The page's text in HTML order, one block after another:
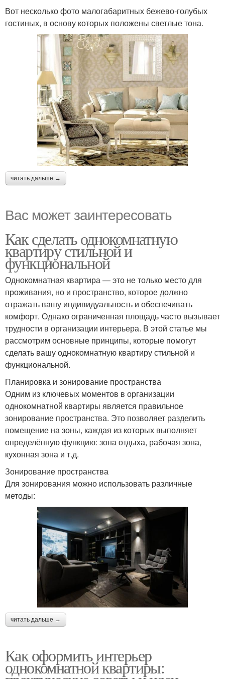
Вот несколько фото малогабаритных бежево-голубых
гостиных, в основу которых положены светлые тона.
читать дальше →
Вас может заинтересовать
Как сделать однокомнатную
квартиру стильной и
функциональной
Однокомнатная квартира — это не только место для
проживания, но и пространство, которое должно
отражать вашу индивидуальность и обеспечивать
комфорт. Однако ограниченная площадь часто вызывает
трудности в организации интерьера. В этой статье мы
рассмотрим основные принципы, которые помогут
сделать вашу однокомнатную квартиру стильной и
функциональной.
Планировка и зонирование пространства
Одним из ключевых моментов в организации
однокомнатной квартиры является правильное
зонирование пространства. Это позволяет разделить
помещение на зоны, каждая из которых выполняет
определённую функцию: зона отдыха, рабочая зона,
кухонная зона и т.д.
Зонирование пространства
Для зонирования можно использовать различные
методы:
читать дальше →
Как оформить интерьер
однокомнатной квартиры: